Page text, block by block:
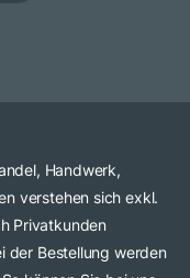
Handwerk,
verstehen sich exkl.
Privatkunden
der Bestellung werden